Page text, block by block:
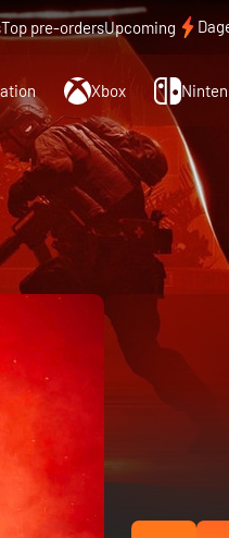
Top pre-ordersUpcoming
Xbox